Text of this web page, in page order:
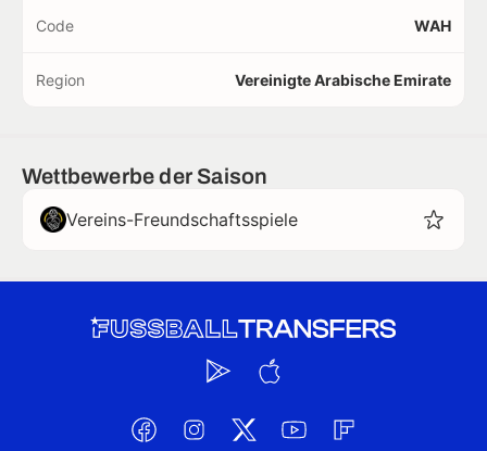
Code WAH
Region Vereinigte Arabische Emirate
Wettbewerbe der Saison
Vereins-Freundschaftsspiele